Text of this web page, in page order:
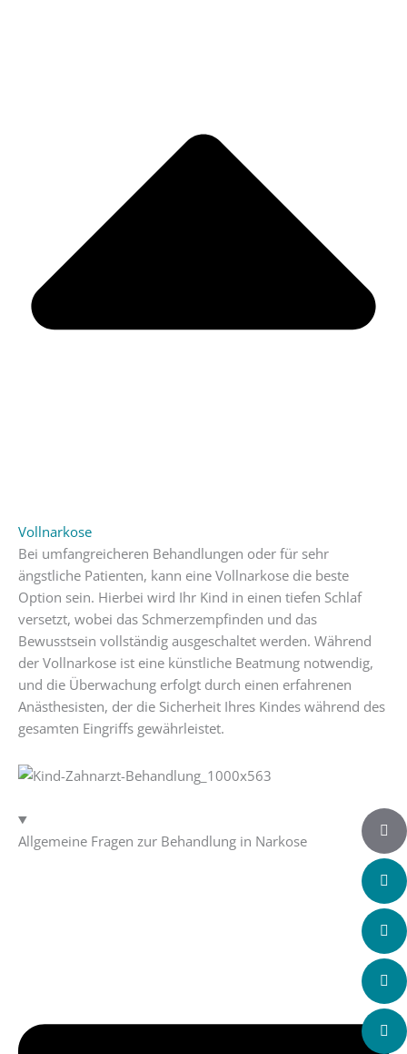
Vollnarkose
Bei umfangreicheren Behandlungen oder für sehr
ängstliche Patienten, kann eine Vollnarkose die beste
Option sein. Hierbei wird Ihr Kind in einen tiefen Schlaf
versetzt, wobei das Schmerzempfinden und das
Bewusstsein vollständig ausgeschaltet werden. Während
der Vollnarkose ist eine künstliche Beatmung notwendig,
und die Überwachung erfolgt durch einen erfahrenen
Anästhesisten, der die Sicherheit Ihres Kindes während des
gesamten Eingriffs gewährleistet.
Allgemeine Fragen zur Behandlung in Narkose